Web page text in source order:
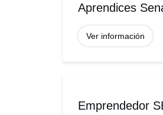
Aprendices
Ver información
Emprendedor